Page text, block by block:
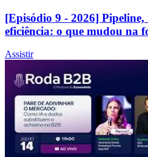
[Episódio 9 - 2026] Pipeline,
eficiência: o que mudou na
Assistir